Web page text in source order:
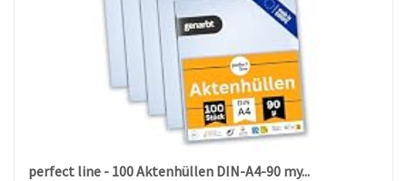
perfect line - 100 Aktenhüllen DIN-A4-90 my...